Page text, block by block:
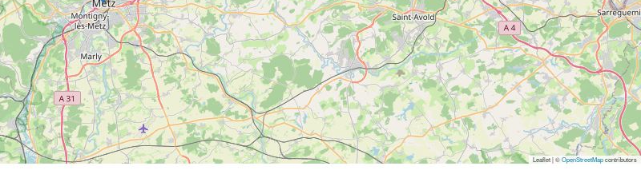
Leaflet | ©OpenStreetMapcontributors